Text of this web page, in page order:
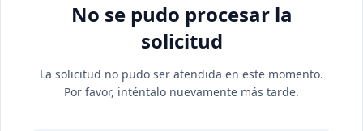
No se pudo procesar la
solicitud
La solicitud no pudo ser atendida en este momento.
Por favor, inténtalo nuevamente más tarde.